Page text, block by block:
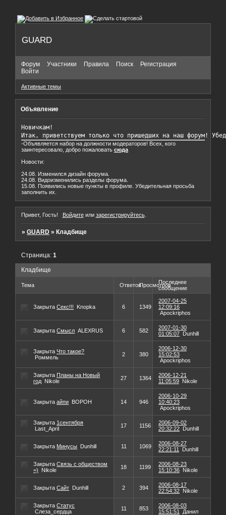
GUARD
Форум Участники Правила Поиск
Регистрация
Войти
Активные темы
Объявление
Новичкам!
Итак, приветствуем только что пришедших на наш форум!
-Объявляется набор на должности модераторов! Всех, кого
заинтересовало, добро пожаловать сюда
Новости:
24.08. Изменился дизайн форума.
24.08. Видоизменились разделы форума.
15.08. Появились новые пункты в профиле. Убедительная просьба
заполнить их.
Привет, Гость! Войдитеили зарегистрируйтесь.
»GUARD » Кладбище
Кладбище
Страница:1
Тема ОтветовПросмотровПоследнее
сообщение
ЗакрытаСекс!!! Knopka 6 1349
2007-04-25
12:09:16
Apockriphos
ЗакрытаСмысл ALEXRUS 6 582
2007-01-30
01:05:07 Dunhill
ЗакрытаЧто такое?
Роммель
2 380
2006-12-30
15:02:53
Apockriphos
Закрыта Планы на Новый
год Nikole 27 1364
2006-12-21
11:05:59 Nikole
Закрытаайпи BOPOH 14 946
2006-10-29
10:40:23
Apockriphos
Закрыта 1сентября
Last_April
17 1156
2006-09-02
20:32:22 Dunhill
Закрыта Минусы Dunhill 11 1069
2006-08-27
22:21:11
Dunhill
ЗакрытаСвязь с обществом
=)
Nikole 18 1199
2006-08-23
15:10:36 Nikole
ЗакрытаСайт Dunhill 2 394
2006-08-17
22:54:32 Nikole
ЗакрытаСтатус
Слеза_сердца
11 853
2006-08-03
15:51:51
Данил